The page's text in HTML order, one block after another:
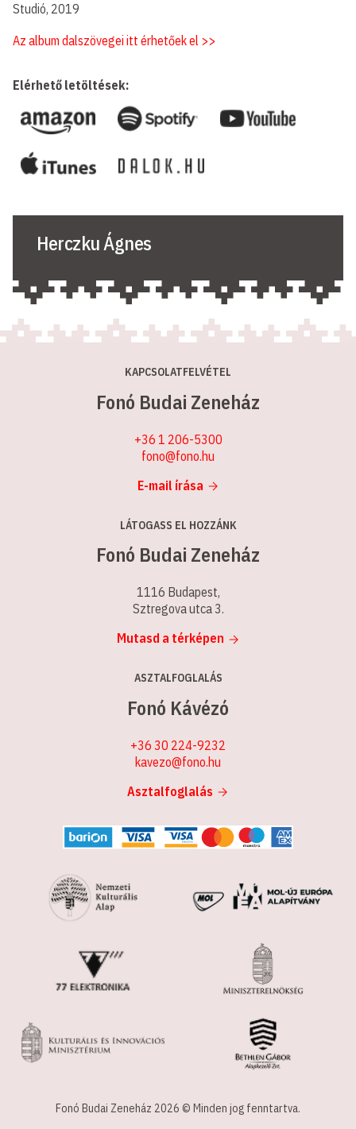
Studió, 2019
Az album dalszövegei itt érhetőek el >>
Elérhető letöltések:
Herczku Ágnes
KAPCSOLATFELVÉTEL
Fonó Budai Zeneház
+36 1 206-5300
fono@fono.hu
E-mail írása
LÁTOGASS EL HOZZÁNK
Fonó Budai Zeneház
1116 Budapest,
Sztregova utca 3.
Mutasd a térképen
ASZTALFOGLALÁS
Fonó Kávézó
+36 30 224-9232
kavezo@fono.hu
Asztalfoglalás
Fonó Budai Zeneház 2026 © Minden jog fenntartva.